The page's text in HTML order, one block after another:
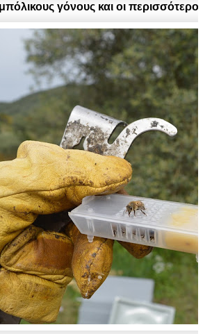
γόνους και οι περισσότεροι